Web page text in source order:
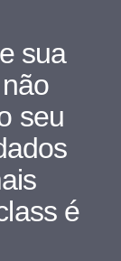
sua
seu
é